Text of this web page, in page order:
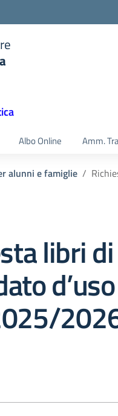
Albo Online Amm.
alunni e famiglie
libri